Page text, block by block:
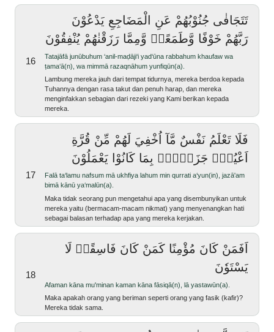
16
تَتَجَافٰى جُنُوْبُهُمْ عَنِ الْمَضَاجِعِ يَدْعُوْنَ
رَبَّهُمْ خَوْفًا وَّطَمَعًاۖ وَّمِمَّا رَزَقْنٰهُمْ يُنْفِقُوْنَ
tatajāfā junūbuhum ‘anil-maḍāji‘i yad‘ūna rabbahum khaufaw wa
ṭama‘ā(n), wa mimmā razaqnāhum yunfiqūn(a).
Lambung mereka jauh dari tempat tidurnya, mereka berdoa kepada
Tuhannya dengan rasa takut dan penuh harap, dan mereka
menginfakkan sebagian dari rezeki yang Kami berikan kepada
mereka.
17
فَلَا تَعْلَمُ نَفْسٌ مَّآ اُخْفِيَ لَهُمْ مِّنْ قُرَّةِ
اَعْيُنٍۚ جَزَاۤءًۢ بِمَا كَانُوْا يَعْمَلُوْنَ
falā ta‘lamu nafsum mā ukhfiya lahum min qurrati a‘yun(in), jazā'am
bimā kānū ya‘malūn(a).
Maka tidak seorang pun mengetahui apa yang disembunyikan untuk
mereka yaitu (bermacam-macam nikmat) yang menyenangkan hati
sebagai balasan terhadap apa yang mereka kerjakan.
18
يَسْتَوٗنَ
afaman kāna mu'minan kaman kāna fāsiqā(n), lā yastawūn(a).
Maka apakah orang yang beriman seperti orang yang fasik (kafir)?
Mereka tidak sama.